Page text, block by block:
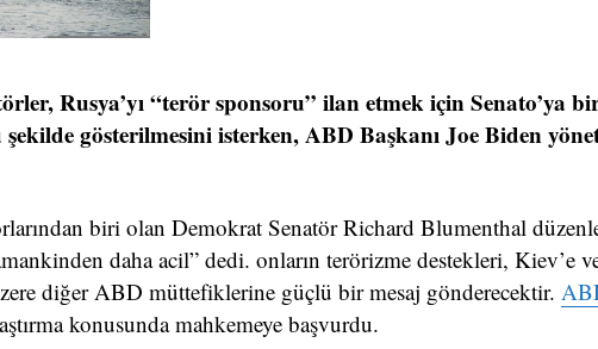
Rusya’yı “terör sponsoru” ilan etmek için Senato’ya
şekilde gösterilmesini isterken, ABD Başkanı Joe Biden
biri olan Demokrat Senatör Richard Blumenthal
daha acil” dedi. onların terörizme destekleri, Kiev’e
diğer ABD müttefiklerine güçlü bir mesaj gönderecektir.
konusunda mahkemeye başvurdu.